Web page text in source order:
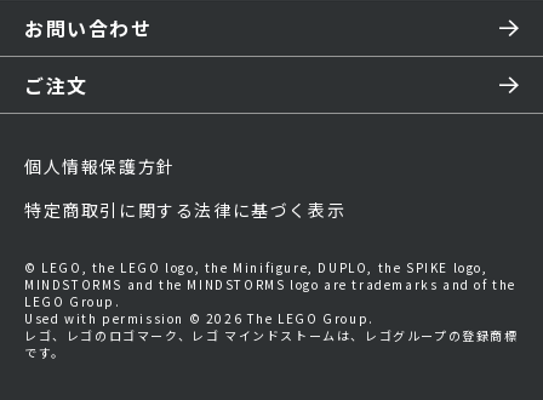
お問い合わせ
ご注文
個人情報保護方針
特定商取引に関する法律に基づく表示
© LEGO, the LEGO logo, the Minifigure, DUPLO, the SPIKE logo,
MINDSTORMS and the MINDSTORMS logo are trademarks and of the
LEGO Group.
Used with permission © 2026 The LEGO Group.
レゴ、レゴのロゴマーク、レゴ マインドストームは、レゴグループの登録商標
です。